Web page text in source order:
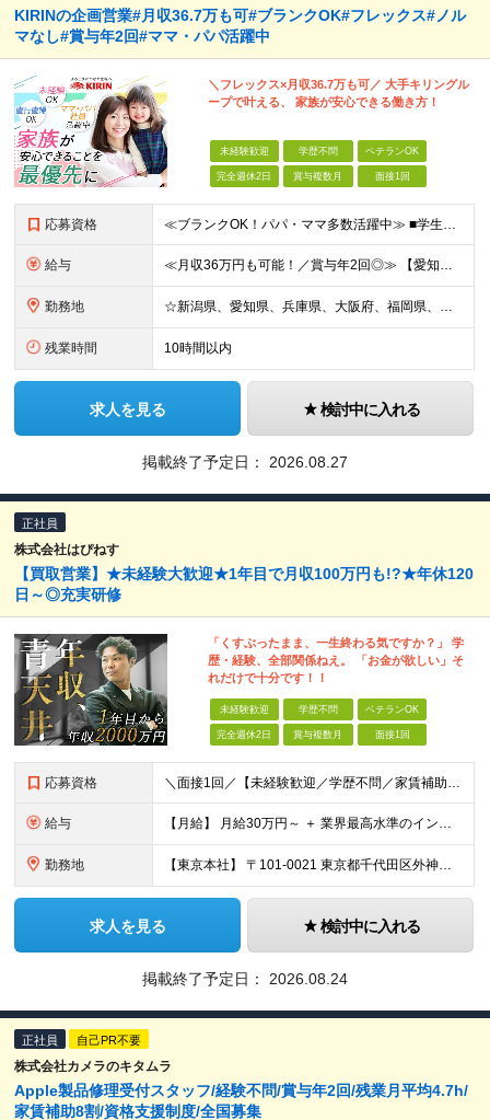
KIRINの企画営業#月収36.7万も可#ブランクOK#フレックス#ノル
マなし#賞与年2回#ママ・パパ活躍中
＼フレックス×月収36.7万も可／ 大手キリングル
ープで叶える、 家族が安心できる働き方！
未経験歓迎 学歴不問 ベテランOK
完全週休2日 賞与複数月 面接1回
応募資格 ≪ブランクOK！パパ・ママ多数活躍中≫ ■学生時代を含め、アルバイトや社員として顧客折衝のご経験がある方 ■学歴不問 ～こんな方を歓迎します～ □安定した職場で長く働きたい方 □しっかり稼いで自分の
給与 ≪月収36万円も可能！／賞与年2回◎≫ 【愛知】★月収36.7万円も可能 月給32万7000円～＋賞与年2回＋各種手当 【大阪・兵庫・新潟】★月収34.7万円も可能 月給30万7000円～＋賞与年
勤務地 ☆新潟県、愛知県、兵庫県、大阪府、福岡県、大分県 ☆出社は月1回～週1回程度◎直行直帰OK！ ☆マイカー使用または社用車貸与あり アクセスのしやすさやあなたの希望を考慮し、配属先や担当店舗を決定しま
残業時間 10時間以内
求人を見る 検討中に入れる
掲載終了予定日： 2026.08.27
正社員
株式会社はぴねす
【買取営業】★未経験大歓迎★1年目で月収100万円も!?★年休120
日～◎充実研修
「くすぶったまま、一生終わる気ですか？」 学
歴・経験、全部関係ねえ。 「お金が欲しい」そ
れだけで十分です！！
未経験歓迎 学歴不問 ベテランOK
完全週休2日 賞与複数月 面接1回
応募資格 ＼面接1回／【未経験歓迎／学歴不問／家賃補助あり】 社会人デビューや＆収入アップを実現したい方 人柄を重視した採用を行っています。 書類選考は厳格ではなく、面接は基本1回！スピーディに選考を進めてい
給与 【月給】 月給30万円～ ＋ 業界最高水準のインセンティブ ＋ 各種手当 「稼がせたい」という会社の想いから、還元率は粗利の10～28％に設定。 頑張りがそのまま月収に直結する、嘘のない給与体系です
勤務地 【東京本社】 〒101-0021 東京都千代田区外神田5-2-3 ┗最寄駅：御徒町駅／秋葉原駅 ┗受動喫煙対策：屋内禁煙 ■その他：神奈川県、埼玉県、千葉県や全国への出張もあり ※転居を伴う転勤は
求人を見る 検討中に入れる
掲載終了予定日： 2026.08.24
正社員 自己PR不要
株式会社カメラのキタムラ
Apple製品修理受付スタッフ/経験不問/賞与年2回/残業月平均4.7h/
家賃補助8割/資格支援制度/全国募集